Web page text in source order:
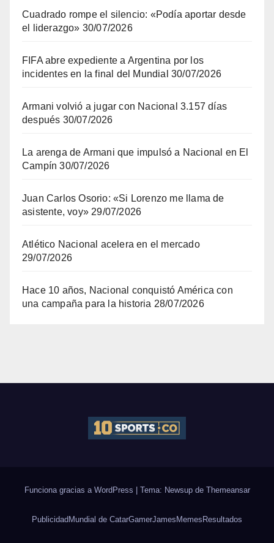
Cuadrado rompe el silencio: «Podía aportar desde
el liderazgo» 30/07/2026
FIFA abre expediente a Argentina por los
incidentes en la final del Mundial 30/07/2026
Armani volvió a jugar con Nacional 3.157 días
después 30/07/2026
La arenga de Armani que impulsó a Nacional en El
Campín 30/07/2026
Juan Carlos Osorio: «Si Lorenzo me llama de
asistente, voy» 29/07/2026
Atlético Nacional acelera en el mercado
29/07/2026
Hace 10 años, Nacional conquistó América con
una campaña para la historia 28/07/2026
Funciona gracias a WordPress | Tema: Newsup de Themeansar
Publicidad Mundial de CatarGamerJames Memes Resultados